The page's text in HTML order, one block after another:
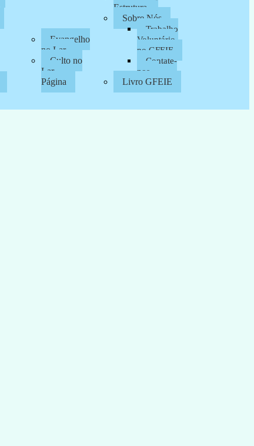
Evangelho
no Lar
Culto no
Lar –
Página
Estrutura
Sobre Nós
Trabalho
Voluntário
no GFEIE
Contate-
nos
Livro GFEIE